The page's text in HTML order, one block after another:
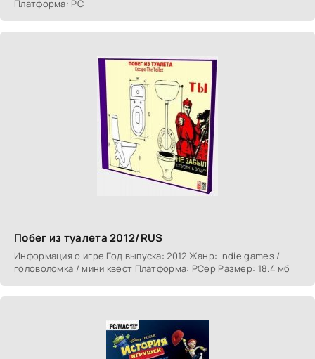
Платформа: PC
Побег из туалета 2012/RUS
Информация о игре Год выпуска: 2012 Жанр: indie games /
головоломка / мини квест Платформа: PCер Размер: 18.4 мб